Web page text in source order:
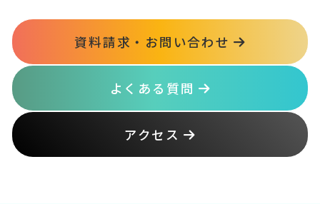
資料請求・お問い合わせ
よくある質問
アクセス